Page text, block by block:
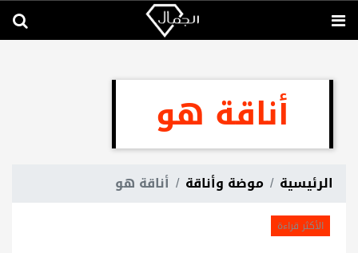
أناقة هو
الرئيسية موضة وأناقة أناقة هو
الأكثر قراءة